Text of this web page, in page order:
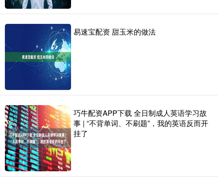
易速宝配资 甜玉米的做法
巧牛配资APP下载 全日制成人英语学习故
事 | “不背单词、不刷题”，我的英语反而开
挂了